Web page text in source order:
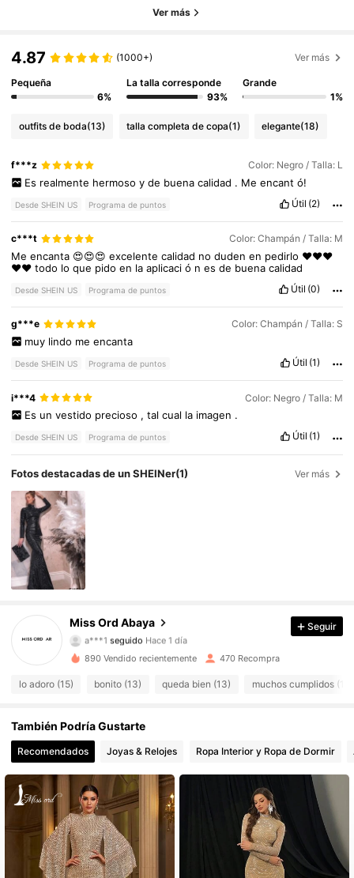
Ver más
4.87 (1000+) Ver más
Pequeña
6%
La talla corresponde
93%
Grande
1%
outfits de boda(13) talla completa de copa(1) elegante(18)
f***z Color: Negro / Talla: L
Es realmente hermoso y de buena calidad . Me encant ó!
Desde SHEIN US Programa de puntos Útil (2)
c***t Color: Champán / Talla: M
Meencanta 😍😍😍excelentecalidad nodudenen pedirlo ❤️❤️❤️
❤️❤️todo loque pidoen laaplicació nesde buenacalidad
Desde SHEIN US Programa de puntos Útil (0)
g***e Color: Champán / Talla: S
muy lindo me encanta
Desde SHEIN US Programa de puntos Útil (1)
i***4 Color: Negro / Talla: M
Es un vestido precioso , tal cual la imagen .
Desde SHEIN US Programa de puntos Útil (1)
Fotos destacadas de un SHEINer(1) Ver más
Miss Ord Abaya
4.82
4.82
a***1 seguido Hace 1 día
4K Seguidores
4.82 4K Seguidores
4.82 4K Seguidores
4.82 4K Seguidores
4.82 4K Seguidores
4.82 4K Seguidores
4.82 4K Seguidores
Seguir
890 Vendido recientemente 470 Recompra
lo adoro (15) bonito (13) queda bien (13) muchos cumplidos (12)
También Podría Gustarte
Recomendados Joyas & Relojes Ropa Interior y Ropa de Dormir